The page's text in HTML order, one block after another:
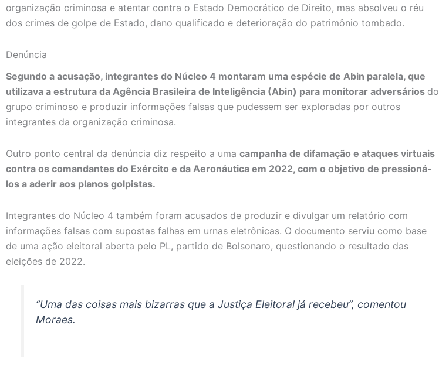
organização criminosa e atentar contra o Estado Democrático de Direito, mas absolveu o réu
dos crimes de golpe de Estado, dano qualificado e deterioração do patrimônio tombado.
Denúncia
Segundo a acusação, integrantes do Núcleo 4 montaram uma espécie de Abin paralela, que
utilizava a estrutura da Agência Brasileira de Inteligência (Abin) para monitorar adversários do
grupo criminoso e produzir informações falsas que pudessem ser exploradas por outros
integrantes da organização criminosa.
Outro ponto central da denúncia diz respeito a uma campanha de difamação e ataques virtuais
contra os comandantes do Exército e da Aeronáutica em 2022, com o objetivo de pressioná-
los a aderir aos planos golpistas.
Integrantes do Núcleo 4 também foram acusados de produzir e divulgar um relatório com
informações falsas com supostas falhas em urnas eletrônicas. O documento serviu como base
de uma ação eleitoral aberta pelo PL, partido de Bolsonaro, questionando o resultado das
eleições de 2022.
“Uma das coisas mais bizarras que a Justiça Eleitoral já recebeu”, comentou
Moraes.